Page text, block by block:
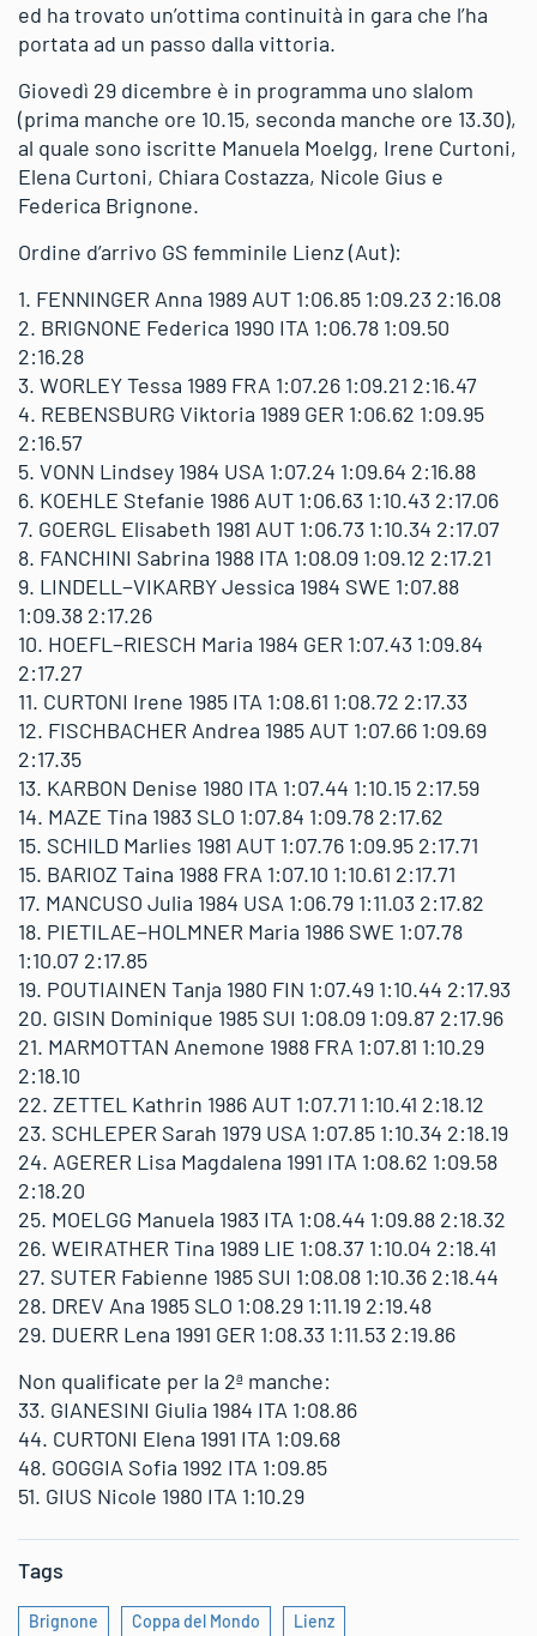
ed ha trovato un’ottima continuità in gara che l’ha
portata ad un passo dalla vittoria.
Giovedì 29 dicembre è in programma uno slalom
(prima manche ore 10.15, seconda manche ore 13.30),
al quale sono iscritte Manuela Moelgg, Irene Curtoni,
Elena Curtoni, Chiara Costazza, Nicole Gius e
Federica Brignone.
Ordine d’arrivo GS femminile Lienz (Aut):
1. FENNINGER Anna 1989 AUT 1:06.85 1:09.23 2:16.08
2. BRIGNONE Federica 1990 ITA 1:06.78 1:09.50
2:16.28
3. WORLEY Tessa 1989 FRA 1:07.26 1:09.21 2:16.47
4. REBENSBURG Viktoria 1989 GER 1:06.62 1:09.95
2:16.57
5. VONN Lindsey 1984 USA 1:07.24 1:09.64 2:16.88
6. KOEHLE Stefanie 1986 AUT 1:06.63 1:10.43 2:17.06
7. GOERGL Elisabeth 1981 AUT 1:06.73 1:10.34 2:17.07
8. FANCHINI Sabrina 1988 ITA 1:08.09 1:09.12 2:17.21
9. LINDELL−VIKARBY Jessica 1984 SWE 1:07.88
1:09.38 2:17.26
10. HOEFL−RIESCH Maria 1984 GER 1:07.43 1:09.84
2:17.27
11. CURTONI Irene 1985 ITA 1:08.61 1:08.72 2:17.33
12. FISCHBACHER Andrea 1985 AUT 1:07.66 1:09.69
2:17.35
13. KARBON Denise 1980 ITA 1:07.44 1:10.15 2:17.59
14. MAZE Tina 1983 SLO 1:07.84 1:09.78 2:17.62
15. SCHILD Marlies 1981 AUT 1:07.76 1:09.95 2:17.71
15. BARIOZ Taina 1988 FRA 1:07.10 1:10.61 2:17.71
17. MANCUSO Julia 1984 USA 1:06.79 1:11.03 2:17.82
18. PIETILAE−HOLMNER Maria 1986 SWE 1:07.78
1:10.07 2:17.85
19. POUTIAINEN Tanja 1980 FIN 1:07.49 1:10.44 2:17.93
20. GISIN Dominique 1985 SUI 1:08.09 1:09.87 2:17.96
21. MARMOTTAN Anemone 1988 FRA 1:07.81 1:10.29
2:18.10
22. ZETTEL Kathrin 1986 AUT 1:07.71 1:10.41 2:18.12
23. SCHLEPER Sarah 1979 USA 1:07.85 1:10.34 2:18.19
24. AGERER Lisa Magdalena 1991 ITA 1:08.62 1:09.58
2:18.20
25. MOELGG Manuela 1983 ITA 1:08.44 1:09.88 2:18.32
26. WEIRATHER Tina 1989 LIE 1:08.37 1:10.04 2:18.41
27. SUTER Fabienne 1985 SUI 1:08.08 1:10.36 2:18.44
28. DREV Ana 1985 SLO 1:08.29 1:11.19 2:19.48
29. DUERR Lena 1991 GER 1:08.33 1:11.53 2:19.86
Non qualificate per la 2ª manche:
33. GIANESINI Giulia 1984 ITA 1:08.86
44. CURTONI Elena 1991 ITA 1:09.68
48. GOGGIA Sofia 1992 ITA 1:09.85
51. GIUS Nicole 1980 ITA 1:10.29
Tags
Brignone Coppa del Mondo Lienz